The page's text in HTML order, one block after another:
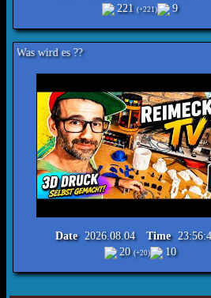
221 (+221) 9
??
Date 2026.08.04 Time
20(+20) 10